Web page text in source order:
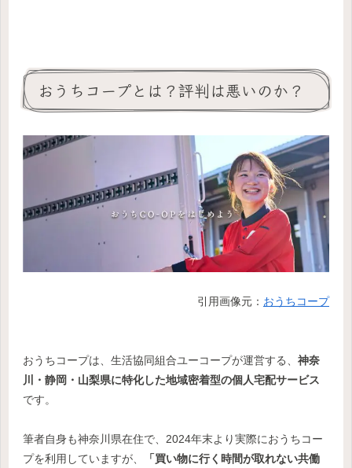
おうちコープとは？評判は悪いのか？
引用画像元： おうちコープ
おうちコープは、生活協同組合ユーコープが運営する、 神奈
川・静岡・山梨県に特化した地域密着型の個人宅配サービス
です。
筆者自身も神奈川県在住で、2024年末より実際におうちコー
プを利用していますが、
「買い物に行く時間が取れない共働